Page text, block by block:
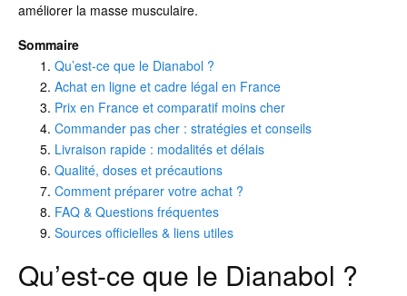
améliorer la masse musculaire.
Sommaire
Qu’est-ce que le Dianabol ?
Achat en ligne et cadre légal en France
Prix en France et comparatif moins cher
Commander pas cher : stratégies et conseils
Livraison rapide : modalités et délais
Qualité, doses et précautions
Comment préparer votre achat ?
FAQ & Questions fréquentes
Sources officielles & liens utiles
Qu’est-ce que le Dianabol ?